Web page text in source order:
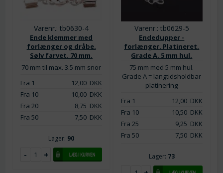
Varenr.: tb0630-4
Ende klemmer med
forlænger og dråbe.
Sølv farvet. 70 mm.
70 mm til max. 3.5 mm snor
Fra 1
12,00DKK
Fra 10
10,00DKK
Fra 20
8,75 DKK
Fra 50
7,50DKK
Lager: 90
Varenr.: tb0629-5
Endedupper -
forlænger. Platineret.
Grade A. 5 mm hul.
75 mm med 5 mm hul.
Grade A = langtidsholdbar
platinering
Fra 1
12,00DKK
Fra 10
10,50DKK
Fra 25
9,25 DKK
Fra 50
7,50DKK
Lager: 73